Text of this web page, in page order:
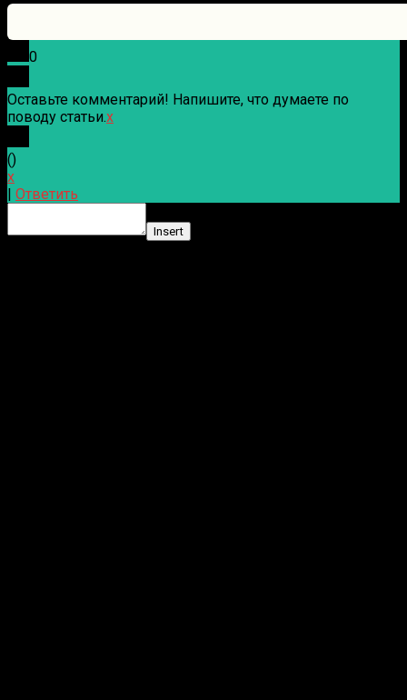
0
Оставьте комментарий! Напишите, что думаете по
поводу статьи.x
()
x
Ответить
Insert